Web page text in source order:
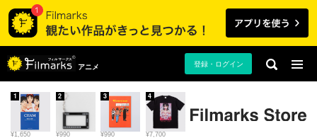
アニメ 登録・ログイン
¥1,650
1
¥990
2
¥990
3
¥7,700
4